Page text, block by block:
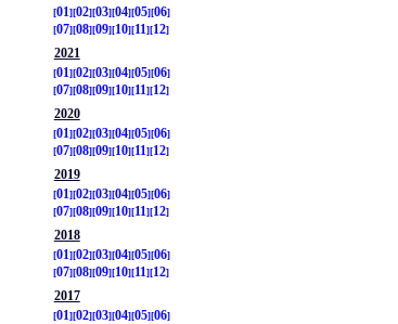
01
02 03 04 05 06
07 08 09 10 11
12
2021
01
02 03 04 05 06
07 08 09 10 11
12
2020
01
02 03 04 05 06
07 08 09 10 11
12
2019
01
02 03 04 05 06
07 08 09 10 11
12
2018
01 02 03 04 05 06
07 08 09 10 11 12
2017
01 02 03 04 05 06